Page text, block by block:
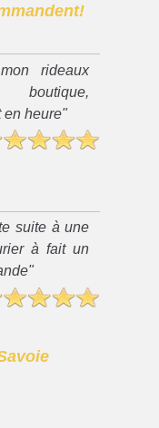
rideaux
en heure"
suite à une
à fait un